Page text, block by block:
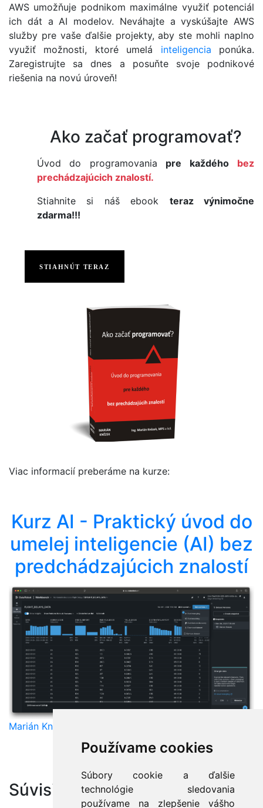
Používame cookies
Súbory cookie a ďalšie
technológie sledovania
používame na zlepšenie vášho
AWS umožňuje podnikom maximálne využiť potenciál
ich dát a AI modelov. Neváhajte a vyskúšajte AWS
služby pre vaše ďalšie projekty, aby ste mohli naplno
využiť možnosti, ktoré umelá inteligencia ponúka.
Zaregistrujte sa dnes a posuňte svoje podnikové
riešenia na novú úroveň!
Ako začať programovať?
Úvod do programovania pre každého
bez
prechádzajúcich znalostí.
Stiahnite si náš ebook teraz výnimočne
zdarma!!!
STIAHNÚT TERAZ
Viac informacií preberáme na kurze:
Kurz AI - Praktický úvod do
umelej inteligencie (AI) bez
predchádzajúcich znalostí
Marián Knězek
Súvisiace články: